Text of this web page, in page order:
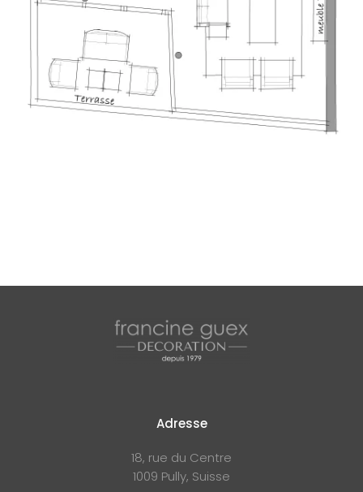
Adresse
18, rue du Centre
1009 Pully, Suisse